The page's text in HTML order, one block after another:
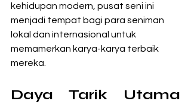
kehidupan modern, pusat seni ini
menjadi tempat bagi para seniman
lokal dan internasional untuk
memamerkan karya-karya terbaik
mereka.
Daya Tarik Utama